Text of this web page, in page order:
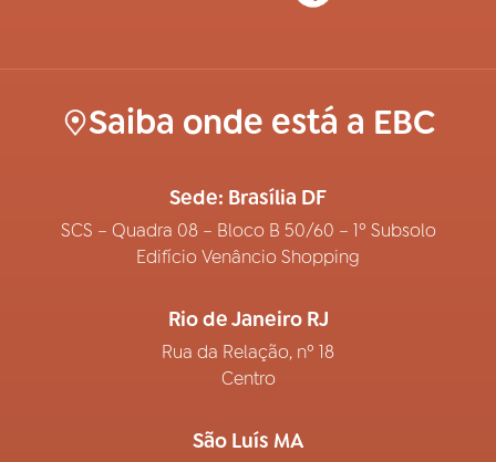
Saiba onde está a EBC
Sede: Brasília DF
SCS – Quadra 08 – Bloco B 50/60 – 1º Subsolo
Edifício Venâncio Shopping
Rio de Janeiro RJ
Rua da Relação, nº 18
Centro
São Luís MA